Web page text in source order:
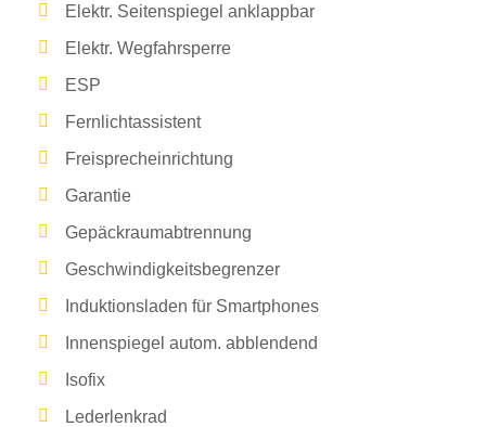
Elektr. Seitenspiegel anklappbar
Elektr. Wegfahrsperre
ESP
Fernlichtassistent
Freisprecheinrichtung
Garantie
Gepäckraumabtrennung
Geschwindigkeitsbegrenzer
Induktionsladen für Smartphones
Innenspiegel autom. abblendend
Isofix
Lederlenkrad